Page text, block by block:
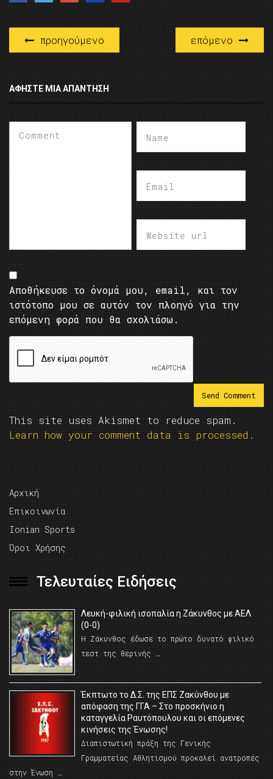
προηγούμενο επόμενο
ΑΦΉΣΤΕ ΜΙΑ ΑΠΆΝΤΗΣΗ
Αποθήκευσε το όνομά μου, email, και τον
ιστότοπο μου σε αυτόν τον πλοηγό για την
επόμενη φορά που θα σχολιάσω.
This site uses Akismet to reduce spam.
Learn how your comment data is processed.
Αρχική
Επικοινωνία
Ionian Sports
Όροι Χρήσης
Τελευταίες Ειδήσεις
Λευκή-φιλική ισοπαλία η Ζάκυνθος με ΑΕΛ
(0-0)
Η Ζάκυνθος έδωσε το πρώτο δυνατό φιλικό
τεστ της θερινής …
Έκπτωτο το Δ.Σ. της ΕΠΣ Ζακύνθου με
απόφαση της ΓΓΑ – Στο προσκήνιο η
καταγγελία Ραυτόπουλου και οι επόμενες
κινήσεις της Ένωσης!
Διαπιστωτική πράξη της Γενικής
Γραμματείας Αθλητισμού προκαλεί ανατροπές
στην Ένωση …